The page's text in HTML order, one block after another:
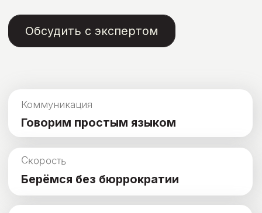
С нами удобно
И вот почему:
Убираем неопределённость: вы знаете цену, сроки и
получаете на каждом этапе.
Задать вопрос